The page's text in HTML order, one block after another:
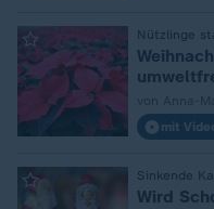
Nützlinge
mit
Sinkende
Wird